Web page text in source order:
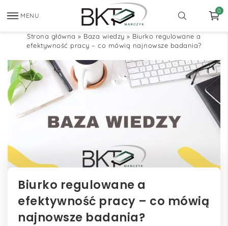
MENU
0
Strona główna » Baza wiedzy » Biurko regulowane a
efektywność pracy – co mówią najnowsze badania?
Biurko regulowane a
efektywność pracy – co mówią
najnowsze badania?